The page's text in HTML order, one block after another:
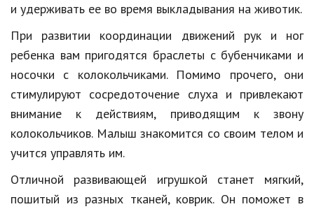
и удерживать ее во время выкладывания на животик.
При развитии координации движений рук и ног
ребенка вам пригодятся браслеты с бубенчиками и
носочки с колокольчиками. Помимо прочего, они
стимулируют сосредоточение слуха и привлекают
внимание к действиям, приводящим к звону
колокольчиков. Малыш знакомится со своим телом и
учится управлять им.
Отличной развивающей игрушкой станет мягкий,
пошитый из разных тканей, коврик. Он поможет в